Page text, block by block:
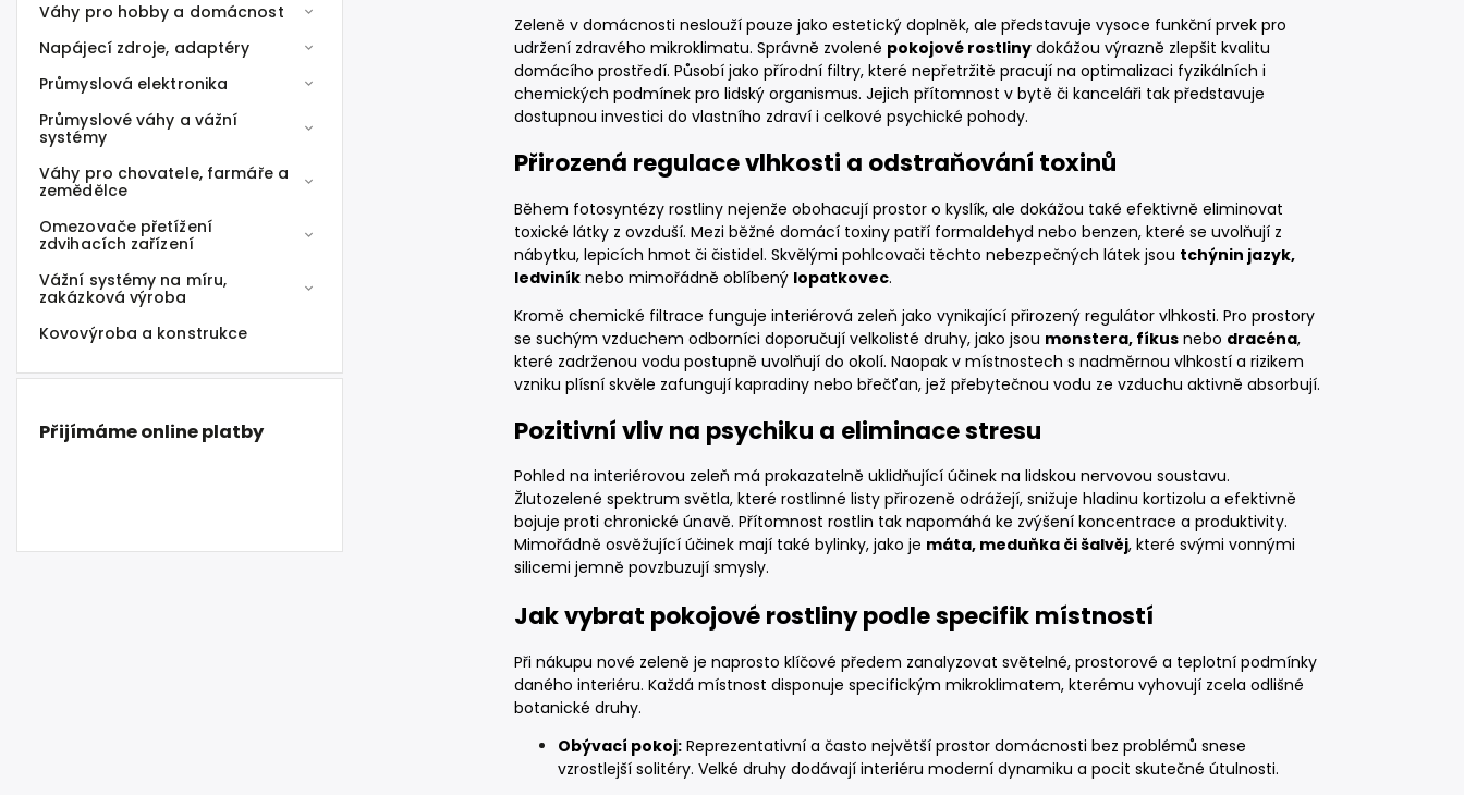
Váhy pro hobby a domácnost
Napájecí zdroje, adaptéry
Průmyslová elektronika
Průmyslové váhy a vážní
systémy
Váhy pro chovatele, farmáře a
zemědělce
Omezovače přetížení
zdvihacích zařízení
Vážní systémy na míru,
zakázková výroba
Kovovýroba a konstrukce
Přijímáme online platby
Zeleně v domácnosti neslouží pouze jako estetický doplněk, ale představuje vysoce funkční prvek pro
udržení zdravého mikroklimatu. Správně zvolené pokojové rostliny dokážou výrazně zlepšit kvalitu
domácího prostředí. Působí jako přírodní filtry, které nepřetržitě pracují na optimalizaci fyzikálních i
chemických podmínek pro lidský organismus. Jejich přítomnost v bytě či kanceláři tak představuje
dostupnou investici do vlastního zdraví i celkové psychické pohody.
Přirozená regulace vlhkosti a odstraňování toxinů
Během fotosyntézy rostliny nejenže obohacují prostor o kyslík, ale dokážou také efektivně eliminovat
toxické látky z ovzduší. Mezi běžné domácí toxiny patří formaldehyd nebo benzen, které se uvolňují z
nábytku, lepicích hmot či čistidel. Skvělými pohlcovači těchto nebezpečných látek jsou tchýnin jazyk,
ledviník nebo mimořádně oblíbený lopatkovec.
Kromě chemické filtrace funguje interiérová zeleň jako vynikající přirozený regulátor vlhkosti. Pro prostory
se suchým vzduchem odborníci doporučují velkolisté druhy, jako jsou monstera, fíkus nebo dracéna,
které zadrženou vodu postupně uvolňují do okolí. Naopak v místnostech s nadměrnou vlhkostí a rizikem
vzniku plísní skvěle zafungují kapradiny nebo břečťan, jež přebytečnou vodu ze vzduchu aktivně absorbují.
Pozitivní vliv na psychiku a eliminace stresu
Pohled na interiérovou zeleň má prokazatelně uklidňující účinek na lidskou nervovou soustavu.
Žlutozelené spektrum světla, které rostlinné listy přirozeně odrážejí, snižuje hladinu kortizolu a efektivně
bojuje proti chronické únavě. Přítomnost rostlin tak napomáhá ke zvýšení koncentrace a produktivity.
Mimořádně osvěžující účinek mají také bylinky, jako je máta, meduňka či šalvěj, které svými vonnými
silicemi jemně povzbuzují smysly.
Jak vybrat pokojové rostliny podle specifik místností
Při nákupu nové zeleně je naprosto klíčové předem zanalyzovat světelné, prostorové a teplotní podmínky
daného interiéru. Každá místnost disponuje specifickým mikroklimatem, kterému vyhovují zcela odlišné
botanické druhy.
Obývací pokoj: Reprezentativní a často největší prostor domácnosti bez problémů snese
vzrostlejší solitéry. Velké druhy dodávají interiéru moderní dynamiku a pocit skutečné útulnosti.